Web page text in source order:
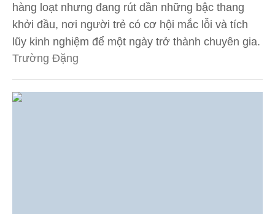
hàng loạt nhưng đang rút dần những bậc thang
khởi đầu, nơi người trẻ có cơ hội mắc lỗi và tích
lũy kinh nghiệm để một ngày trở thành chuyên gia.
Trường Đặng